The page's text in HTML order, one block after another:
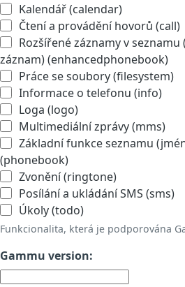
Kalendář (calendar)
Čtení a provádění hovorů (call)
Rozšířené záznamy v seznamu
záznam) (enhancedphonebook)
Práce se soubory (filesystem)
Informace o telefonu (info)
Loga (logo)
Multimediální zprávy (mms)
Základní funkce seznamu
(phonebook)
Zvonění (ringtone)
Posílání a ukládání SMS (sms)
Úkoly (todo)
Funkcionalita, která je podporována
Gammu version: